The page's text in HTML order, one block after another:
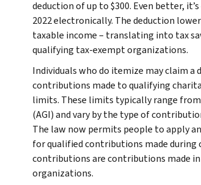
deduction of up to $300. Even better,
2022 electronically. The deduction
taxable income – translating into tax
qualifying tax-exempt organizations.
Individuals who do itemize may claim a
contributions made to qualifying
limits. These limits typically range
(AGI) and vary by the type of
The law now permits people to apply
for qualified contributions made during
contributions are contributions made
organizations.